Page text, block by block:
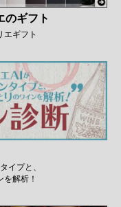
のギフト
エギフト
イプと、
解析！